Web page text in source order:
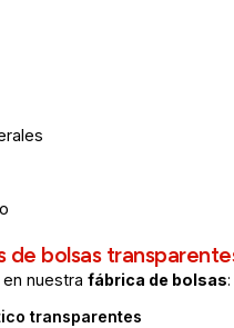
de bolsas
nuestra fábrica de bolsas:
transparentes